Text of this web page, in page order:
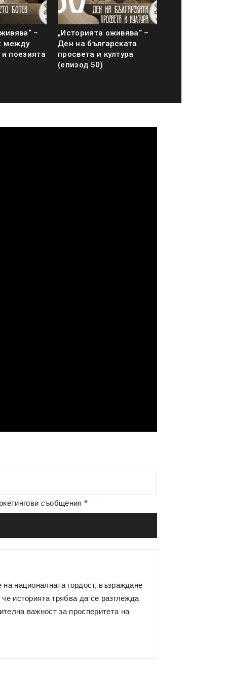
–
между
поезията
„Историята оживява“ –
Ден на българската
просвета и култура
(епизод 50)
съобщения *
на националната гордост, възраждане
историята трябва да се разглежда
важност за просперитета на